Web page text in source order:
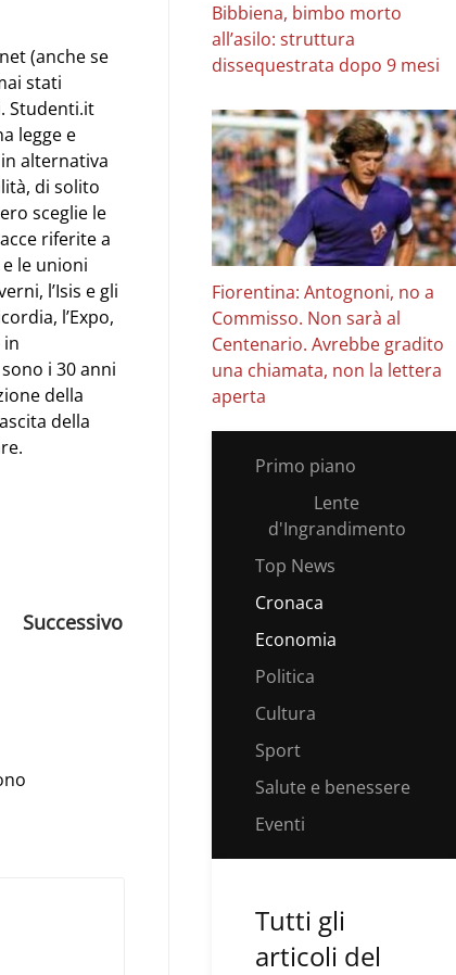
(anche se
stati
Studenti.it
legge e
alternativa
di solito
sceglie le
riferite a
le unioni
l’Isis e gli
l’Expo,
in
i 30 anni
della
della
Successivo
Bibbiena, bimbo morto
all’asilo: struttura
dissequestrata dopo 9 mesi
Fiorentina: Antognoni, no a
Commisso. Non sarà al
Centenario. Avrebbe gradito
una chiamata, non la lettera
aperta
Primo piano
Lente
d'Ingrandimento
Top News
Cronaca
Economia
Politica
Cultura
Sport
Salute e benessere
Eventi
Tutti gli
articoli del